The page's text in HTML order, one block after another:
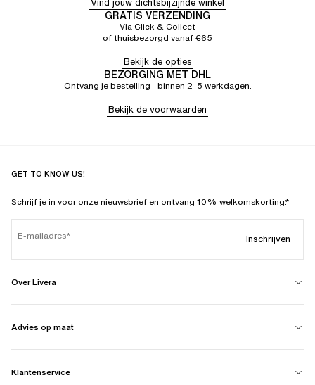
GRATIS VERZENDING
Via Click & Collect
of thuisbezorgd vanaf €65
Bekijk de opties
BEZORGING MET DHL
Ontvang je bestelling binnen 2–5 werkdagen.
Bekijk de voorwaarden
GET TO KNOW US!
Schrijf je in voor onze nieuwsbrief en ontvang 10% welkomskorting.*
E-mailadres Inschrijven
Over Livera
Advies op maat
Klantenservice